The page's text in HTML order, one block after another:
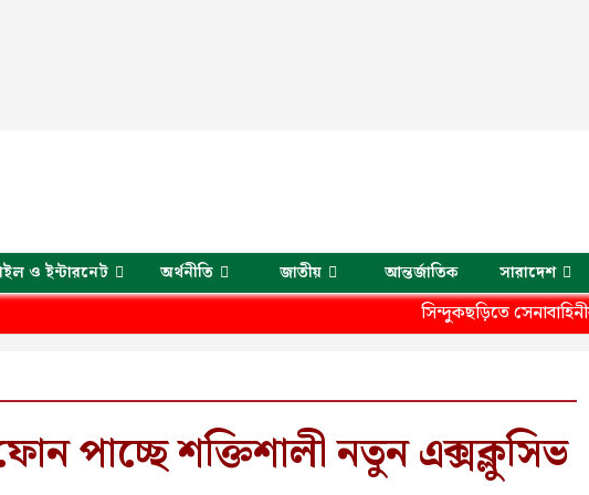
ও ইন্টারনেট অর্থনীতি জাতীয় আন্তর্জাতিক সারাদেশ
সিন্দুকছড়িতে সেনাবাহিনীর
পাচ্ছে শক্তিশালী নতুন এক্সক্লুসিভ